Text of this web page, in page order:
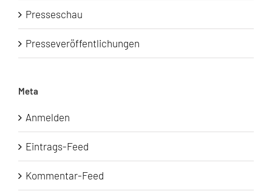
Presseschau
Presseveröffentlichungen
Meta
Anmelden
Eintrags-Feed
Kommentar-Feed